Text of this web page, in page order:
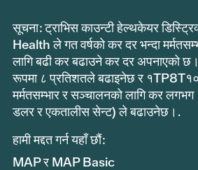
सूचना: ट्राभिस काउन्टी हेल्थकेयर
Health ले गत वर्षको कर दर भन्दा
लागि बढी कर बढाउने कर दर अपनाएको
रूपमा ८ प्रतिशतले बढाइनेछ र
मर्मतसम्भार र सञ्चालनको लागि कर
डलर र एकतालीस सेन्ट) ले बढाउनेछ।.
हामी मद्दत गर्न यहाँ छौं:
MAP र MAP Basic